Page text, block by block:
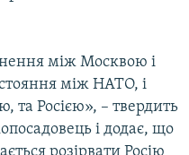
між Москвою і
між НАТО, і
та Росією», – твердить
і додає, що